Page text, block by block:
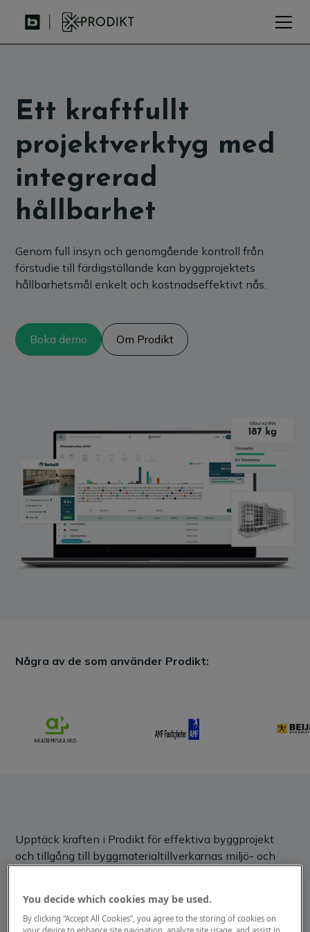
Ett kraftfullt
projektverktyg med
integrerad
hållbarhet
Genom full insyn och genomgående kontroll från
förstudie till färdigställande kan byggprojektets
hållbarhetsmål enkelt och kostnadseffektivt nås.
Boka demo Om Prodikt
Några av de som använder Prodikt:
Upptäck kraften i Prodikt för effektiva byggprojekt
och tillgång till byggmaterialtillverkarnas miljö- och
You decide which cookies may be used.
By clicking “Accept All Cookies”, you agree to the storing of cookies on